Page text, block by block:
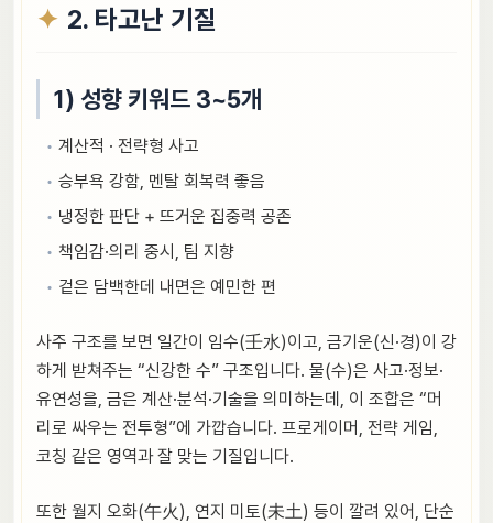
2. 타고난 기질
1) 성향 키워드 3~5개
계산적 · 전략형 사고
승부욕 강함, 멘탈 회복력 좋음
냉정한 판단 + 뜨거운 집중력 공존
책임감·의리 중시, 팀 지향
겉은 담백한데 내면은 예민한 편
사주 구조를 보면 일간이 임수(壬水)이고, 금기운(신·경)이 강
하게 받쳐주는 “신강한 수” 구조입니다. 물(수)은 사고·정보·
유연성을, 금은 계산·분석·기술을 의미하는데, 이 조합은 “머
리로 싸우는 전투형”에 가깝습니다. 프로게이머, 전략 게임,
코칭 같은 영역과 잘 맞는 기질입니다.
또한 월지 오화(午火), 연지 미토(未土) 등이 깔려 있어, 단순